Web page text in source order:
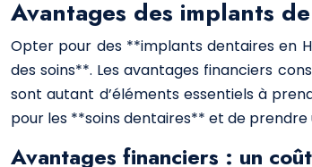
Avantages des implants
Opter pour des **implants dentaires en
des soins**. Les avantages financiers
sont autant d’éléments essentiels à
pour les **soins dentaires** et de prendre
Avantages financiers : un